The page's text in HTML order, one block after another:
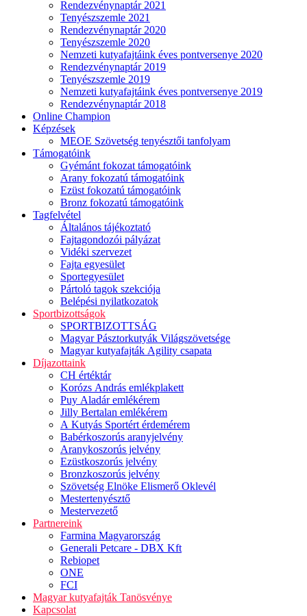
Rendezvénynaptár 2021
Tenyészszemle 2021
Rendezvénynaptár 2020
Tenyészszemle 2020
Nemzeti kutyafajtáink éves pontversenye 2020
Rendezvénynaptár 2019
Tenyészszemle 2019
Nemzeti kutyafajtáink éves pontversenye 2019
Rendezvénynaptár 2018
Online Champion
Képzések
MEOE Szövetség tenyésztői tanfolyam
Támogatóink
Gyémánt fokozat támogatóink
Arany fokozatú támogatóink
Ezüst fokozatú támogatóink
Bronz fokozatú támogatóink
Tagfelvétel
Általános tájékoztató
Fajtagondozói pályázat
Vidéki szervezet
Fajta egyesület
Sportegyesület
Pártoló tagok szekciója
Belépési nyilatkozatok
Sportbizottságok
SPORTBIZOTTSÁG
Magyar Pásztorkutyák Világszövetsége
Magyar kutyafajták Agility csapata
Díjazottaink
CH értéktár
Korózs András emlékplakett
Puy Aladár emlékérem
Jilly Bertalan emlékérem
A Kutyás Sportért érdemérem
Babérkoszorús aranyjelvény
Aranykoszorús jelvény
Ezüstkoszorús jelvény
Bronzkoszorús jelvény
Szövetség Elnöke Elismerő Oklevél
Mestertenyésztő
Mestervezető
Partnereink
Farmina Magyarország
Generali Petcare - DBX Kft
Rebiopet
ONE
FCI
Magyar kutyafajták Tanösvénye
Kapcsolat